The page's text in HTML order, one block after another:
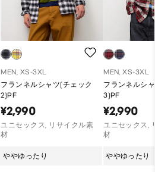
MEN, XS-3XL
フランネルシャツ(チェック
2)PF
¥2,990
ユニセックス, リサイクル素
材
ややゆったり
MEN, XS-3XL
フランネルシ
3)PF
¥2,990
ユニセックス,
材
ややゆったり